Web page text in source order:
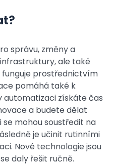
správu, změny a
ale také
funguje prostřednictvím
pomáhá také k
získáte čas
a budete dělat
mohou soustředit na
je učinit rutinními
Nové technologie jsou
daly řešit ručně.